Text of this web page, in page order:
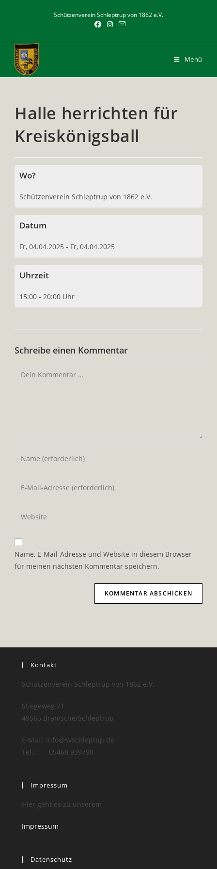
Schützenverein Schleptrup von 1862 e.V.
Menü
Halle herrichten für
Kreiskönigsball
Wo?
Schützenverein Schleptrup von 1862 e.V.
Datum
Fr, 04.04.2025 - Fr, 04.04.2025
Uhrzeit
15:00 - 20:00 Uhr
Schreibe einen Kommentar
Kommentar
Gib
oder
zum
ein
Gib
Mail-
zum
Kommentieren
ein
Gib
Website-
URL
Name, E-Mail-Adresse und Website in diesem Browser
für meinen nächsten Kommentar speichern.
Kontakt
Schützenverein Schleptrup von 1862 e.V.
Stiegeweg 71
49565 Bramsche/Schleptrup
E-Mail: info@svschleptup.de
Tel.: 05468 939790
Impressum
Hier geht es zu unserem
Impressum
Datenschutz